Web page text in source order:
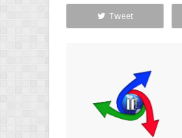
Tweet